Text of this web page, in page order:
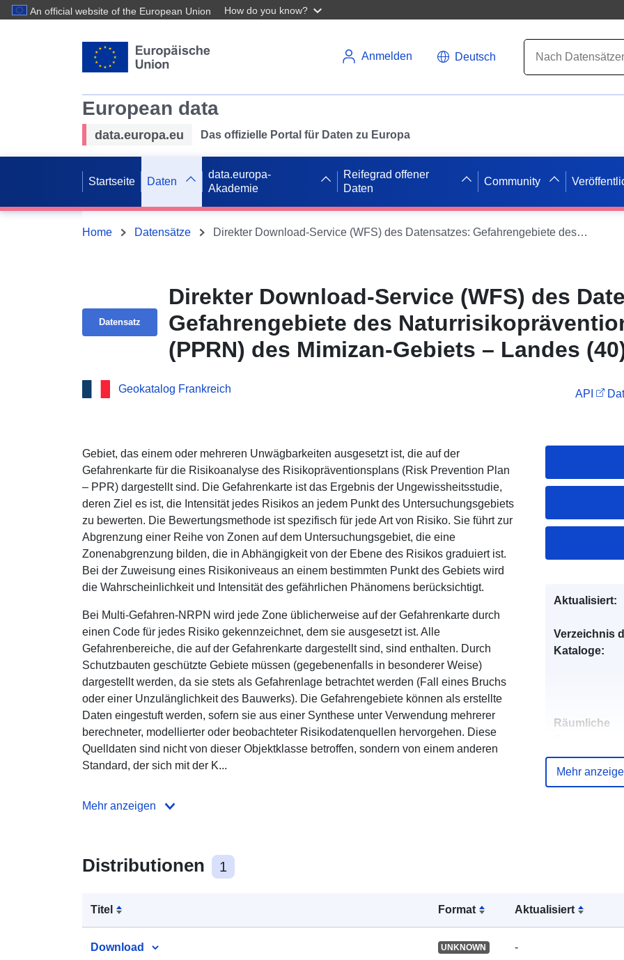
An official website of the European Union How do you know?
Anmelden Deutsch
European data
data.europa.eu Das offizielle Portal für Daten zu Europa
Startseite Daten
data.europa-
Akademie
Reifegrad offener
Daten
Community
Home Datensätze Direkter Download-Service (WFS) des Datensatzes: Gefahrengebiete des Naturrisikopräventionsplans (PPRN) des Mimizan-Gebiets – Landes (40)
Datensatz
Direkter Download-Service (WFS) des
Gefahrengebiete des
(PPRN) des Mimizan-Gebiets – Landes
Geokatalog Frankreich API
Gebiet, das einem oder mehreren Unwägbarkeiten ausgesetzt ist, die auf der
Gefahrenkarte für die Risikoanalyse des Risikopräventionsplans (Risk Prevention Plan
– PPR) dargestellt sind. Die Gefahrenkarte ist das Ergebnis der Ungewissheitsstudie,
deren Ziel es ist, die Intensität jedes Risikos an jedem Punkt des Untersuchungsgebiets
zu bewerten. Die Bewertungsmethode ist spezifisch für jede Art von Risiko. Sie führt zur
Abgrenzung einer Reihe von Zonen auf dem Untersuchungsgebiet, die eine
Zonenabgrenzung bilden, die in Abhängigkeit von der Ebene des Risikos graduiert ist.
Bei der Zuweisung eines Risikoniveaus an einem bestimmten Punkt des Gebiets wird
die Wahrscheinlichkeit und Intensität des gefährlichen Phänomens berücksichtigt.
Bei Multi-Gefahren-NRPN wird jede Zone üblicherweise auf der Gefahrenkarte durch
einen Code für jedes Risiko gekennzeichnet, dem sie ausgesetzt ist. Alle
Gefahrenbereiche, die auf der Gefahrenkarte dargestellt sind, sind enthalten. Durch
Schutzbauten geschützte Gebiete müssen (gegebenenfalls in besonderer Weise)
dargestellt werden, da sie stets als Gefahrenlage betrachtet werden (Fall eines Bruchs
oder einer Unzulänglichkeit des Bauwerks). Die Gefahrengebiete können als erstellte
Daten eingestuft werden, sofern sie aus einer Synthese unter Verwendung mehrerer
berechneter, modellierter oder beobachteter Risikodatenquellen hervorgehen. Diese
Quelldaten sind nicht von dieser Objektklasse betroffen, sondern von einem anderen
Standard, der sich mit der K...
Mehr anzeigen
Distributionen 1
Titel Format Aktualisiert
Download UNKNOWN -
Aktualisiert:
Verzeichnis
Kataloge:
Räumliche
Mehr